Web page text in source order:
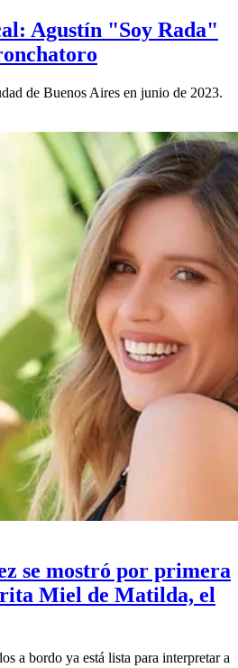
Agustín "Soy Rada"
de Buenos Aires en junio de 2023.
se mostró por primera
Miel de Matilda, el
a bordo ya está lista para interpretar a